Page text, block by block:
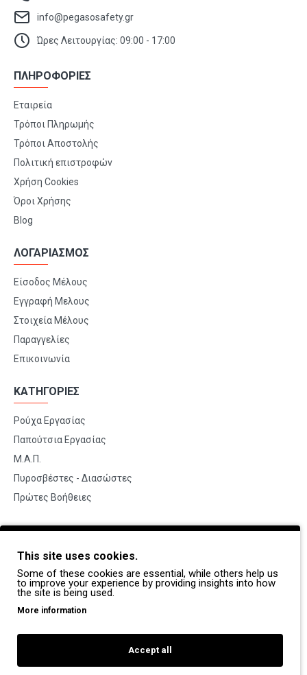
info@pegasosafety.gr
Ώρες Λειτουργίας: 09:00 - 17:00
ΠΛΗΡΟΦΟΡΙΕΣ
Εταιρεία
Τρόποι Πληρωμής
Τρόποι Αποστολής
Πολιτική επιστροφών
Χρήση Cookies
Όροι Χρήσης
Blog
ΛΟΓΑΡΙΑΣΜΟΣ
Είσοδος Μέλους
Εγγραφή Μελους
Στοιχεία Μέλους
Παραγγελίες
Επικοινωνία
ΚΑΤΗΓΟΡΙΕΣ
Ρούχα Εργασίας
Παπούτσια Εργασίας
Μ.Α.Π.
Πυροσβέστες - Διασώστες
Πρώτες Βοήθειες
BRANDS
Payper
Dike
Coverguard
Portwest
Exena
This site uses cookies.
Some of these cookies are essential, while others help us
to improve your experience by providing insights into how
the site is being used.
More information
Accept all